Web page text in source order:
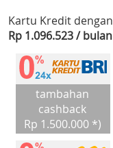
Kartu Kredit dengan
Rp 1.096.523 / bulan
tambahan
cashback
Rp 1.500.000 *)